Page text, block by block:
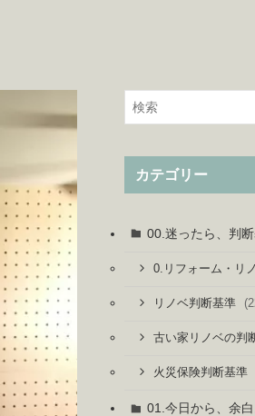
カテゴリー
00.迷ったら、判
0.リフォーム・リ
リノベ判断基準
古い家リノベの判
火災保険判断基準
01.今日から、余白